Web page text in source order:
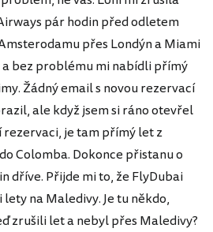
pár hodin před odletem
přes Londýn a Miami
a bez problému mi nabídli přímý
Žádný email s novou rezervací
ale když jsem si ráno otevřel
rezervaci, je tam přímý let z
Colomba. Dokonce přistanu o
dříve. Přijde mi to, že FlyDubai
lety na Maledivy. Je tu někdo,
zrušili let a nebyl přes Maledivy?